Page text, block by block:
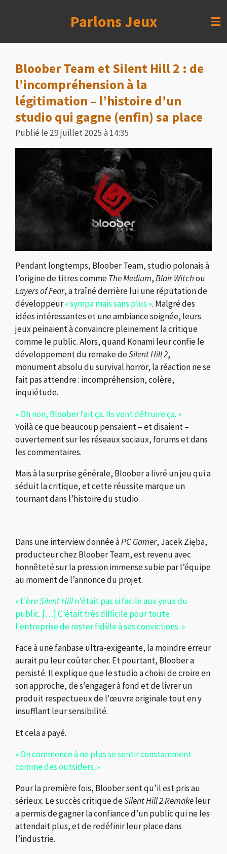
Parlons Jeux
Bloober Team et Silent Hill 2 : de
l’incompréhension à la
légitimation – l’histoire d’un
studio qui gagne (enfin) sa place
Publié le 29 juillet 2025 à 14:35
Pendant longtemps, Bloober Team, studio polonais à
l’origine de titres commeThe Medium,Blair Witchou
Layers of Fear, a traîné derrière lui une réputation de
développeur« sympa mais sans plus ». Malgré des
idées intéressantes et une ambiance soignée, leurs
jeux peinaient à convaincre pleinement la critique
comme le public. Alors, quand Konami leur confie le
développement du remake deSilent Hill 2,
monument absolu du survival horror, la réaction ne se
fait pas attendre : incompréhension, colère,
inquiétude.
« Oh non, Bloober fait ça. Ils vont détruire ça. »
Voilà ce que beaucoup pensaient – et disaient –
ouvertement sur les réseaux sociaux, forums et dans
les commentaires.
Mais à la surprise générale, Bloober a livré un jeu qui a
séduit la critique, et cette réussite marque un
tournant dans l’histoire du studio.
Dans une interview donnée àPC Gamer, Jacek Zięba,
producteur chez Bloober Team, est revenu avec
honnêteté sur la pression immense subie par l’équipe
au moment de l’annonce du projet.
« L'èreSilent Hilln'était pas si facile aux yeux du
public. […] C'était très difficile pour toute
l'entreprise de rester fidèle à ses convictions. »
Face à une fanbase ultra-exigeante, la moindre erreur
aurait pu leur coûter cher. Et pourtant, Bloober a
persisté. Il explique que le studio a choisi de croire en
son approche, de s’engager à fond et de livrer un
produit respectueux de l'œuvre originale tout en y
insufflant leur sensibilité.
Et cela a payé.
« On commence à ne plus se sentir constamment
comme des outsiders. »
Pour la première fois, Bloober sent qu’il est pris au
sérieux. Le succès critique deSilent Hill 2 Remakeleur
a permis de gagner la confiance d’un public qui ne les
attendait plus, et de redéfinir leur place dans
l’industrie.